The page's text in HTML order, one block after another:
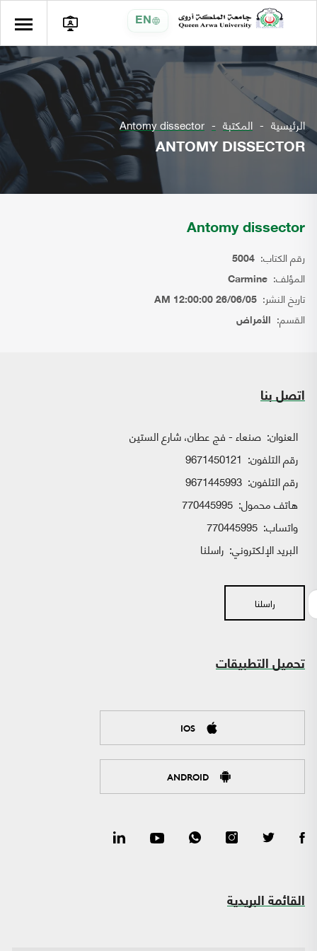
EN
الرئيسية المكتبة Antomy dissector
ANTOMY DISSECTOR
Antomy dissector
رقم الكتاب: 5004
المؤلف: Carmine
تاريخ النشر: 26/06/05 12:00:00 AM
القسم: الأمراض
اتصل بنا
العنوان: صنعاء - فج عطان، شارع الستين
رقم التلفون: 9671450121
رقم التلفون: 9671445993
هاتف محمول: 770445995
واتساب:
البريد الإلكتروني: راسلنا
راسلنا
تحميل التطبيقات
IOS
ANDROID
القائمة البريدية